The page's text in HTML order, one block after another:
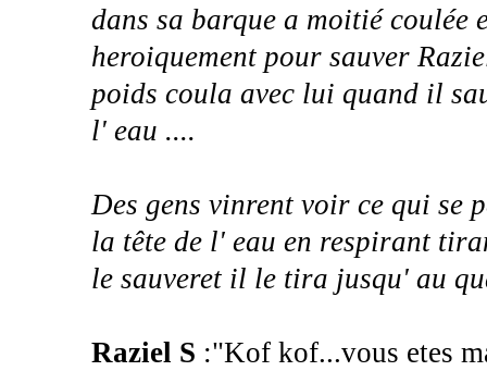
dans sa barque a moitié
heroiquement pour sauver
poids coula avec lui quand il
l' eau ....
Des gens vinrent voir ce qui se
la tête de l' eau en respirant
le sauveret il le tira jusqu' au
Raziel S :"Kof kof...vous etes